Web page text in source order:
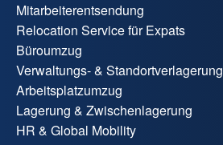
Mitarbeiterentsendung
Relocation Service für Expats
Büroumzug
Verwaltungs- & Standortverlagerung
Arbeitsplatzumzug
Lagerung & Zwischenlagerung
HR & Global Mobility